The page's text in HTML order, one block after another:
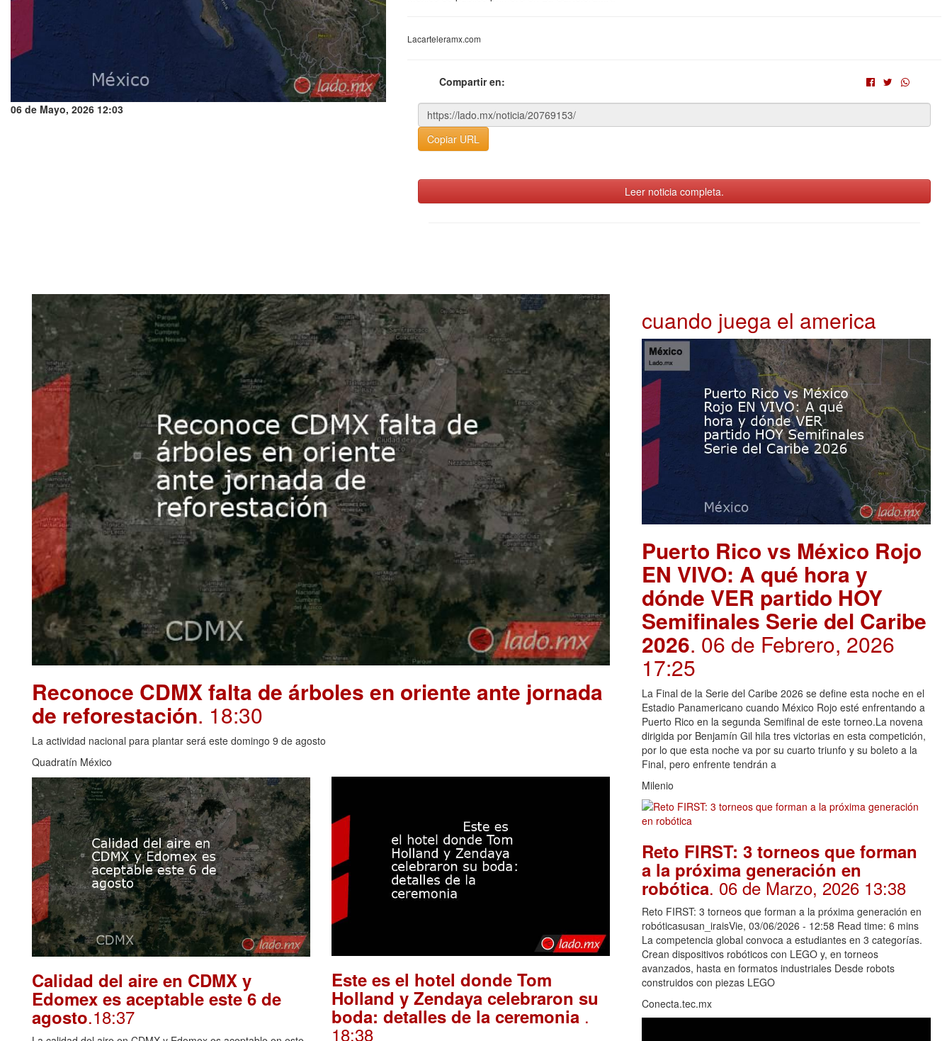
06 de Mayo, 2026 12:03
Lacarteleramx.com
Compartir en:
Copiar URL
Leer noticia completa.
Reconoce CDMX falta de árboles en oriente ante jornada
de reforestación. 18:30
La actividad nacional para plantar será este domingo 9 de agosto
Quadratín México
Calidad del aire en CDMX y
Edomex es aceptable este 6 de
agosto.18:37
Este es el hotel donde Tom
Holland y Zendaya celebraron su
boda: detalles de la ceremonia .
18:38
cuando juega el america
Puerto Rico vs México Rojo
EN VIVO: A qué hora y
dónde VER partido HOY
Semifinales Serie del Caribe
2026. 06 de Febrero, 2026
17:25
La Final de la Serie del Caribe 2026 se define esta noche en el
Estadio Panamericano cuando México Rojo esté enfrentando a
Puerto Rico en la segunda Semifinal de este torneo.La novena
dirigida por Benjamín Gil hila tres victorias en esta competición,
por lo que esta noche va por su cuarto triunfo y su boleto a la
Final, pero enfrente tendrán a
Milenio
Reto FIRST: 3 torneos que forman
a la próxima generación en
robótica. 06 de Marzo, 2026 13:38
Reto FIRST: 3 torneos que forman a la próxima generación en
robóticasusan_iraisVie, 03/06/2026 - 12:58 Read time: 6 mins
La competencia global convoca a estudiantes en 3 categorías.
Crean dispositivos robóticos con LEGO y, en torneos
avanzados, hasta en formatos industriales Desde robots
construidos con piezas LEGO
Conecta.tec.mx